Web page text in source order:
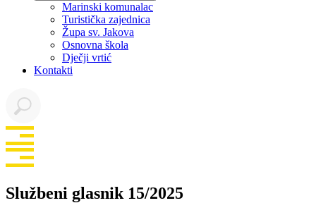
Marinski komunalac
Turistička zajednica
Župa sv. Jakova
Osnovna škola
Dječji vrtić
Kontakti
Službeni glasnik 15/2025